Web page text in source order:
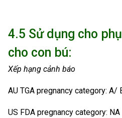
4.5 Sử dụng cho
cho con bú:
Xếp hạng cảnh báo
AU TGA pregnancy category: A/
US FDA pregnancy category: NA